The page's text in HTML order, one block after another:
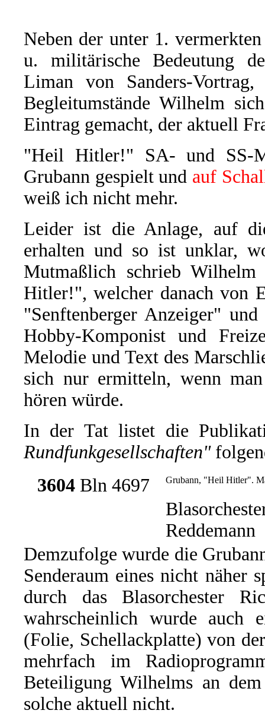
Neben der unter 1.
u. militärische Bedeutung
Liman von Sanders-
Begleitumstände Wilhelm
Eintrag gemacht, der aktuell
"Heil Hitler!" SA- und SS-
Grubann gespielt und auf
weiß ich nicht mehr.
Leider ist die Anlage, auf
erhalten und so ist unklar,
Mutmaßlich schrieb
Hitler!", welcher danach von
"Senftenberger Anzeiger"
Hobby-Komponist und
Melodie und Text des
sich nur ermitteln, wenn
hören würde.
In der Tat listet die
Rundfunkgesellschaften"
3604 Bln 4697 Grubann, "Heil Hitler".
Reddemann
Demzufolge wurde die
Senderaum eines nicht näher
durch das Blasorchester
wahrscheinlich wurde auch
(Folie, Schellackplatte) von
mehrfach im
Beteiligung Wilhelms an
solche aktuell nicht.